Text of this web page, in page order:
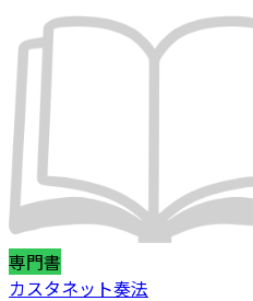
専門書
カスタネット奏法